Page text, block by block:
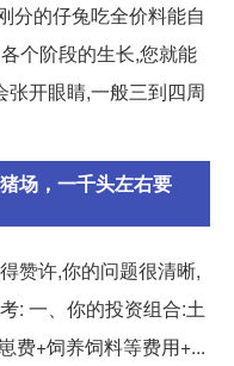
分的仔兔吃全价料能自
个阶段的生长,您就能
开眼睛,一般三到四周
场，一千头左右要
赞许,你的问题很清晰,
: 一、你的投资组合:土
费+饲养饲料等费用+...